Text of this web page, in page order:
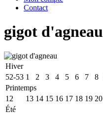
Contact
gigot d'agneau
Hiver
52-53 1 2 3 4 5 6 7 8
Printemps
12
13 14 15 16 17 18 19 20
Été